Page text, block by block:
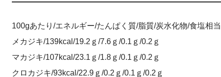
100gあたり/エネルギー/たんぱく質/脂質/炭水化物/食塩相
メカジキ/139kcal/19.2ｇ/7.6ｇ/0.1ｇ/0.2ｇ
マカジキ/107kcal/23.1ｇ/1.8ｇ/0.1ｇ/0.2ｇ
クロカジキ/93kcal/22.9ｇ/0.2ｇ/0.1ｇ/0.2ｇ